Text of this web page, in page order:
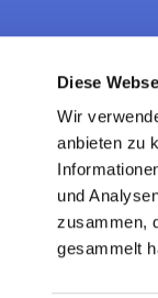
Diese
Wir
anbieten zu
und
zusammen,
gesammelt